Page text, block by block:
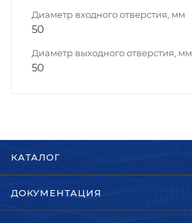
Диаметр входного отверстия, мм
50
Диаметр выходного отверстия, мм
50
КАТАЛОГ
ДОКУМЕНТАЦИЯ